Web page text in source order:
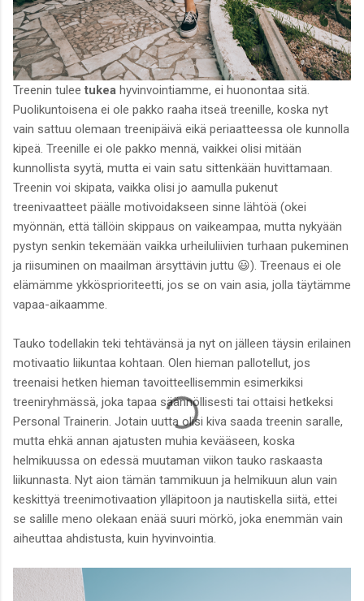
Treenin tulee tukea hyvinvointiamme, ei huonontaa sitä.
Puolikuntoisena ei ole pakko raaha itseä treenille, koska nyt
vain sattuu olemaan treenipäivä eikä periaatteessa ole kunnolla
kipeä. Treenille ei ole pakko mennä, vaikkei olisi mitään
kunnollista syytä, mutta ei vain satu sittenkään huvittamaan.
Treenin voi skipata, vaikka olisi jo aamulla pukenut
treenivaatteet päälle motivoidakseen sinne lähtöä (okei
myönnän, että tällöin skippaus on vaikeampaa, mutta nykyään
pystyn senkin tekemään vaikka urheiluliivien turhaan pukeminen
ja riisuminen on maailman ärsyttävin juttu 😃). Treenaus ei ole
elämämme ykkösprioriteetti, jos se on vain asia, jolla täytämme
vapaa-aikaamme.
Tauko todellakin teki tehtävänsä ja nyt on jälleen täysin erilainen
motivaatio liikuntaa kohtaan. Olen hieman pallotellut, jos
treenaisi hetken hieman tavoitteellisemmin esimerkiksi
treeniryhmässä, joka tapaa säännöllisesti tai ottaisi hetkeksi
Personal Trainerin. Jotain uutta olisi kiva saada treenin saralle,
mutta ehkä annan ajatusten muhia kevääseen, koska
helmikuussa on edessä muutaman viikon tauko raskaasta
liikunnasta. Nyt aion tämän tammikuun ja helmikuun alun vain
keskittyä treenimotivaation ylläpitoon ja nautiskella siitä, ettei
se salille meno olekaan enää suuri mörkö, joka enemmän vain
aiheuttaa ahdistusta, kuin hyvinvointia.